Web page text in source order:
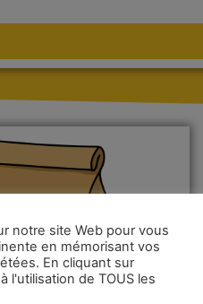
notre site Web pour vous
en mémorisant vos
En cliquant sur
l'utilisation de TOUS les